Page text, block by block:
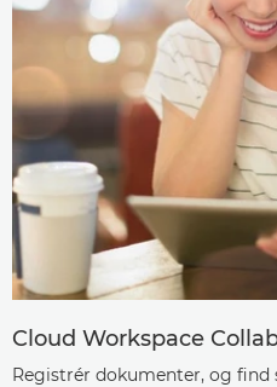
Cloud Workspace
Registrér dokumenter, og find